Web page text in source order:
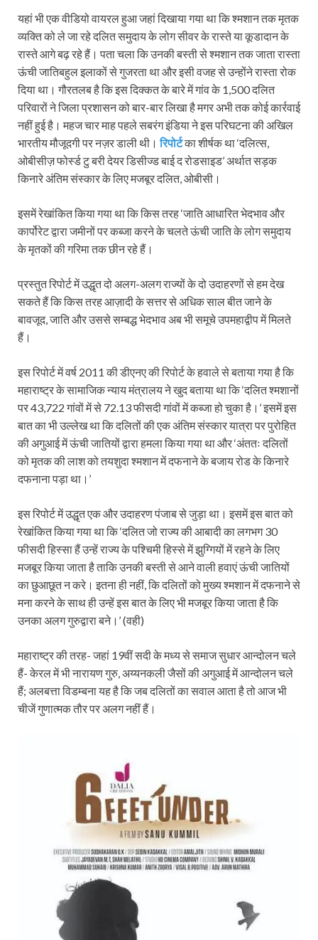
यहां भी एक वीडियो वायरल हुआ जहां दिखाया गया था कि श्‍मशान तक मृतक
व्यक्ति को ले जा रहे दलित समुदाय के लोग सीवर के रास्ते या कूडादान के
रास्ते आगे बढ़ रहे हैं। पता चला कि उनकी बस्ती से श्‍मशान तक जाता रास्ता
ऊंची जातिबहुल इलाकों से गुजरता था और इसी वजह से उन्होंने रास्ता रोक
दिया था। गौरतलब है कि इस दिक्कत के बारे में गांव के 1,500 दलित
परिवारों ने जिला प्रशासन को बार-बार लिखा है मगर अभी तक कोई कार्रवाई
नहीं हुई है। महज चार माह पहले सबरंग इंडिया ने इस परिघटना की अखिल
भारतीय मौजूदगी पर नज़र डाली थी।रिपोर्टका शीर्षक था ‘दलित्‍स,
ओबीसीज़ फोर्स्‍ड टु बरी देयर डिसीज्ड बाई द रोडसाइड’ अर्थात सड़क
किनारे अंतिम संस्कार के लिए मजबूर दलित, ओबीसी।
इसमें रेखांकित किया गया था कि किस तरह ‘जाति आधारित भेदभाव और
कार्पोरेट द्वारा जमीनों पर कब्जा करने के चलते ऊंची जाति के लोग समुदाय
के मृतकों की गरिमा तक छीन रहे हैं।
प्रस्तुत रिपोर्ट में उद्धृत दो अलग-अलग राज्यों के दो उदाहरणों से हम देख
सकते हैं कि किस तरह आज़ादी के सत्तर से अधिक साल बीत जाने के
बावजूद, जाति और उससे सम्बद्ध भेदभाव अब भी समूचे उपमहाद्वीप में मिलते
हैं।
इस रिपोर्ट में वर्ष 2011 की डीएनए की रिपोर्ट के हवाले से बताया गया है कि
महाराष्ट्र के सामाजिक न्याय मंत्रालय ने खुद बताया था कि ‘दलित श्‍मशानों
पर 43,722 गांवों में से 72.13 फीसदी गांवों में कब्जा हो चुका है।’ इसमें इस
बात का भी उल्लेख था कि दलितों की एक अंतिम संस्कार यात्रा पर पुरोहित
की अगुआई में ऊंची जातियों द्वारा हमला किया गया था और ‘अंततः दलितों
को मृतक की लाश को तयशुदा श्‍मशान में दफनाने के बजाय रोड के किनारे
दफनाना पड़ा था।’
इस रिपोर्ट में उद्धृत एक और उदाहरण पंजाब से जुड़ा था। इसमें इस बात को
रेखांकित किया गया था कि ‘दलित जो राज्य की आबादी का लगभग 30
फीसदी हिस्सा हैं उन्हें राज्य के पश्चिमी हिस्से में झुग्गियों में रहने के लिए
मजबूर किया जाता है ताकि उनकी बस्ती से आने वाली हवाएं ऊंची जातियों
का छुआछूत न करे। इतना ही नहीं, कि दलितों को मुख्य श्‍मशान में दफनाने से
मना करने के साथ ही उन्हें इस बात के लिए भी मजबूर किया जाता है कि
उनका अलग गुरुद्वारा बने।’ (वही)
महाराष्ट्र की तरह- जहां 19वीं सदी के मध्य से समाज सुधार आन्दोलन चले
हैं- केरल में भी नारायण गुरु, अय्यनकली जैसों की अगुआई में आन्दोलन चले
हैं; अलबत्ता विडम्बना यह है कि जब दलितों का सवाल आता है तो आज भी
चीजें गुणात्मक तौर पर अलग नहीं हैं।